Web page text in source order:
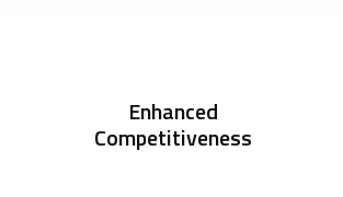
Enhanced
Competitiveness